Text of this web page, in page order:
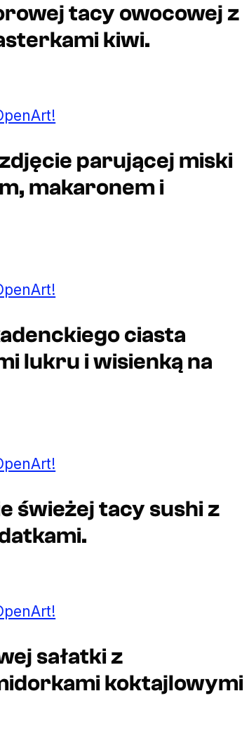
tacy owocowej z
kiwi.
parującej miski
makaronem i
ciasta
lukru i wisienką na
świeżej tacy sushi z
sałatki z
koktajlowymi